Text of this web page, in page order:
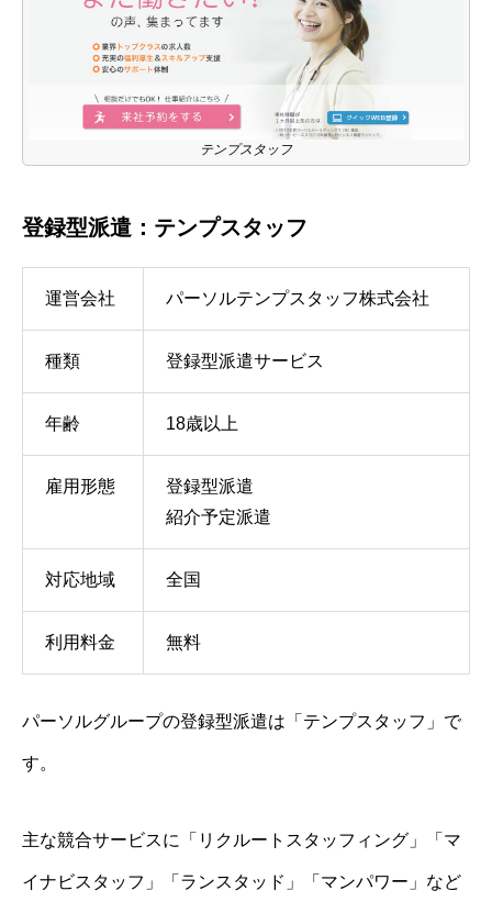
テンプスタッフ
登録型派遣：テンプスタッフ
運営会社 パーソルテンプスタッフ株式会社
種類 登録型派遣サービス
年齢 18歳以上
雇用形態
登録型派遣
紹介予定派遣
対応地域 全国
利用料金 無料
パーソルグループの登録型派遣は「テンプスタッフ」で
す。
主な競合サービスに「リクルートスタッフィング」「マ
イナビスタッフ」「ランスタッド」「マンパワー」など